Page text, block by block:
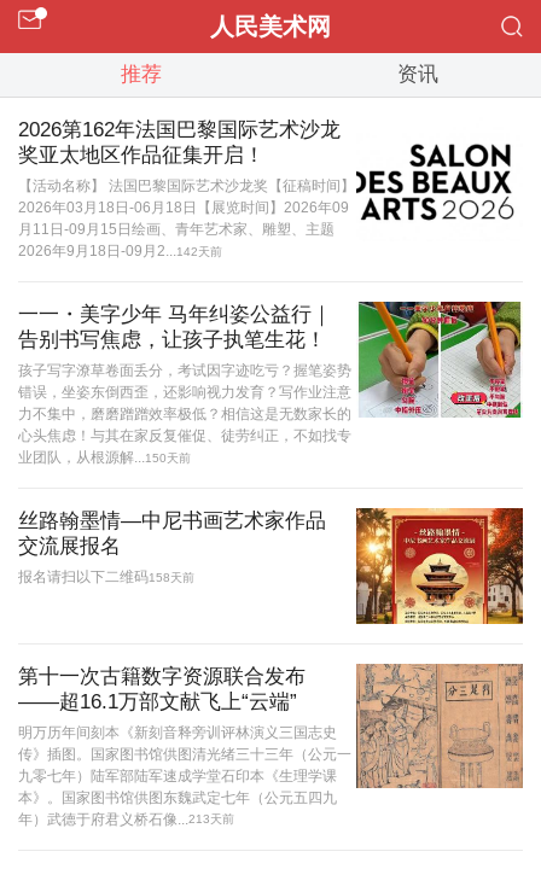
人民美术网
推荐 资讯
2026第162年法国巴黎国际艺术沙龙
奖亚太地区作品征集开启！
【活动名称】 法国巴黎国际艺术沙龙奖【征稿时间】
2026年03月18日-06月18日【展览时间】2026年09
月11日-09月15日绘画、青年艺术家、雕塑、主题
2026年9月18日-09月2...142天前
一一・美字少年 马年纠姿公益行｜
告别书写焦虑，让孩子执笔生花！
孩子写字潦草卷面丢分，考试因字迹吃亏？握笔姿势
错误，坐姿东倒西歪，还影响视力发育？写作业注意
力不集中，磨磨蹭蹭效率极低？相信这是无数家长的
心头焦虑！与其在家反复催促、徒劳纠正，不如找专
业团队，从根源解...150天前
丝路翰墨情—中尼书画艺术家作品
交流展报名
报名请扫以下二维码158天前
第十一次古籍数字资源联合发布
——超16.1万部文献飞上“云端”
明万历年间刻本《新刻音释旁训评林演义三国志史
传》插图。国家图书馆供图清光绪三十三年（公元一
九零七年）陆军部陆军速成学堂石印本《生理学课
本》。国家图书馆供图东魏武定七年（公元五四九
年）武德于府君义桥石像...
213天前